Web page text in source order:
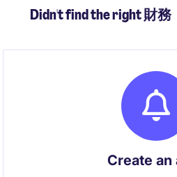
Didn't find the right 財務
Create an